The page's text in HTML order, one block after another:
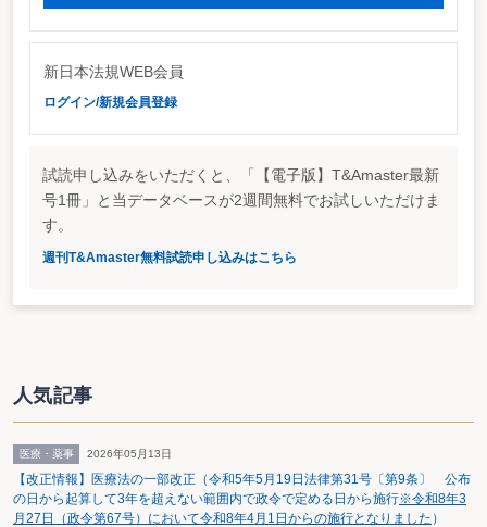
券報告書等の虚偽記載等による損害賠償請求権の規定が整備され、虚偽記載等
の公表日前後の平均価額の差額は一定の範囲内で損害額と推定されることとな
る。④については、投資事業有限責任組合契約に基づく権利（民法の組合契約
の要件を満たせば目論見書や有価証券届出書又は有価証券通知書の作成が必要
となる。なお、施行日は原則として、平成17年４月１日となっており、有価証
券の定義規定や目論見書制度、民事責任規定の見直し等は平成16年12月１日と
なっている。
http://www.fsa.go.jp/houan/159/hou159.html#03
新日本法規WEB会員
ログイン/新規会員登録
試読申し込みをいただくと、「【電子版】T&Amaster最新
号1冊」と当データベースが2週間無料でお試しいただけま
す。
週刊T&Amaster無料試読申し込みはこちら
人気記事
医療・薬事 2026年05月13日
【改正情報】医療法の一部改正（令和5年5月19日法律第31号〔第9条〕 公布
の日から起算して3年を超えない範囲内で政令で定める日から施行※令和8年3
月27日（政令第67号）において令和8年4月1日からの施行となりました ）